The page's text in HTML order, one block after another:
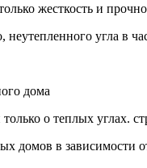
жесткость и
неутепленного угла в
о теплых углах.
домов в